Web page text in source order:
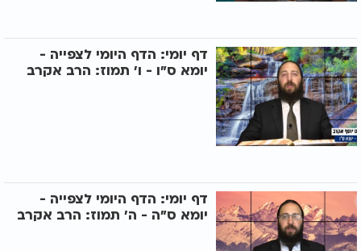
דף יומי: הדף היומי לצפייה -
יומא ס"ו - ו’ תמוז: הרב אקרב
דף יומי: הדף היומי לצפייה -
יומא ס"ה - ה’ תמוז: הרב אקרב